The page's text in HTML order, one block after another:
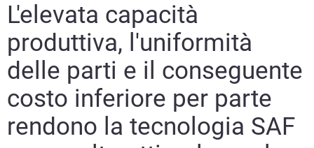
L'elevata capacità
produttiva, l'uniformità
delle parti e il conseguente
costo inferiore per parte
rendono la tecnologia SAF